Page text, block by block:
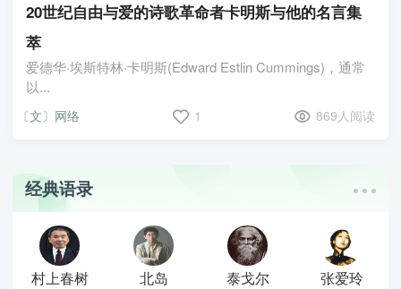
20世纪自由与爱的诗歌革命者卡明斯与他的名言集
萃
爱德华·埃斯特林·卡明斯(Edward Estlin Cummings)，通常
以...
〔文〕网络 1 869人阅读
经典语录
村上春树 北岛 泰戈尔 张爱玲